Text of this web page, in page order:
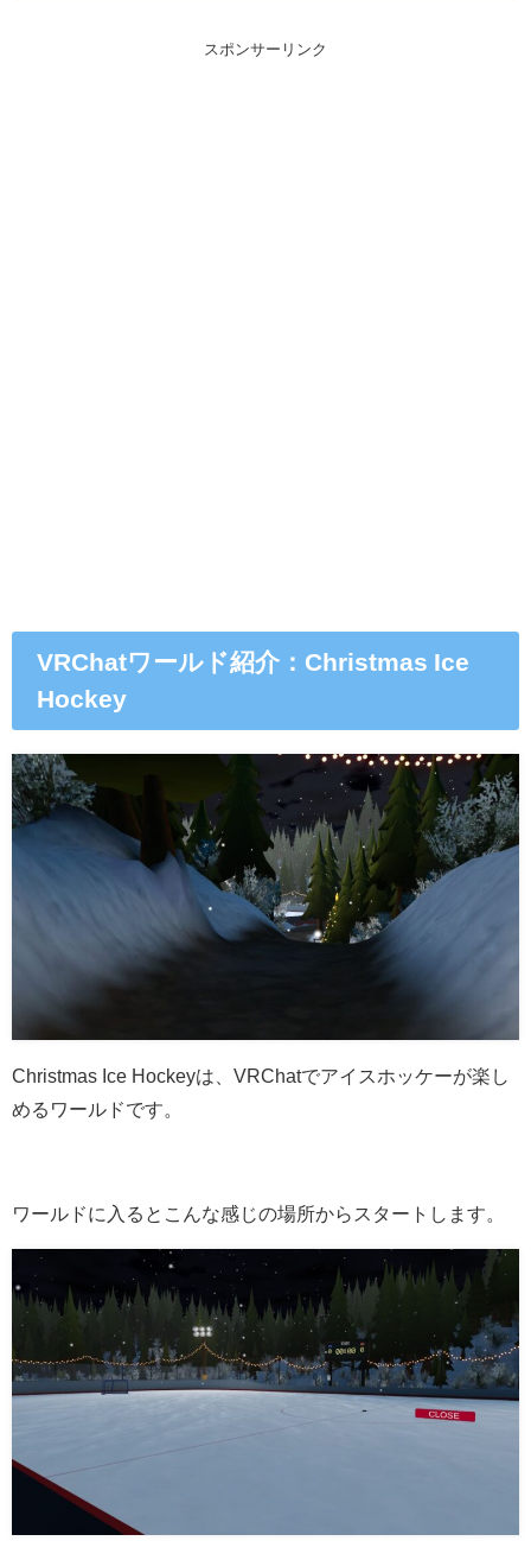
スポンサーリンク
VRChatワールド紹介：Christmas Ice
Hockey
Christmas Ice Hockeyは、VRChatでアイスホッケーが楽し
めるワールドです。
ワールドに入るとこんな感じの場所からスタートします。